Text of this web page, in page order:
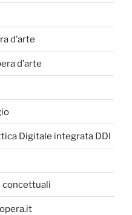
d’arte
d’arte
Digitale integrata DDI
concettuali